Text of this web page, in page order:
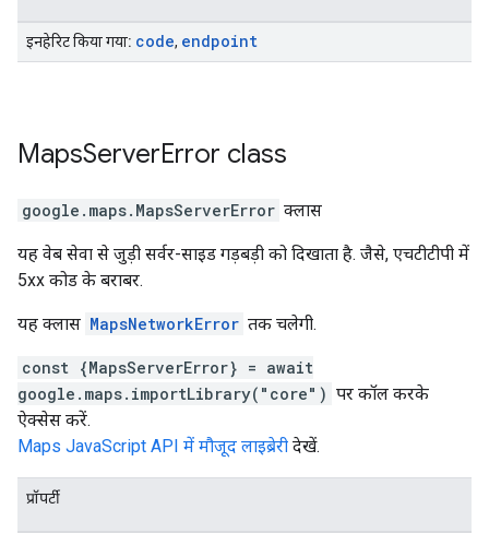
इनहेरिट किया गया: code, endpoint
MapsServerError class
google.maps. MapsServerError क्लास
यह वेब सेवा से जुड़ी सर्वर-साइड गड़बड़ी को दिखाता है. जैसे, एचटीटीपी में
5xx कोड के बराबर.
यह क्लास MapsNetworkError तक चलेगी.
const {MapsServerError} = await
google.maps.importLibrary("core") पर कॉल करके
ऐक्सेस करें.
Maps JavaScript API में मौजूद लाइब्रेरी देखें.
प्रॉपर्टी